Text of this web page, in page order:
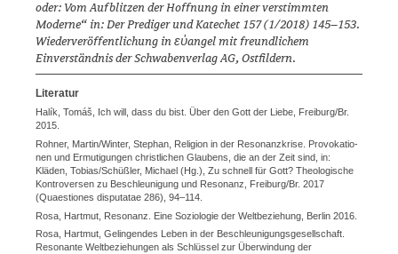
oder: Vom Aufblitzen der Hoffnung in einer verstimmten
Moderne“ in: Der Prediger und Katechet 157 (1/2018) 145–153.
Wiederveröffentlichung in εὐangel mit freundlichem
Einverständnis der Schwabenverlag AG, Ostfildern.
Literatur
Halík, Tomáš, Ich will, dass du bist. Über den Gott der Liebe, Freiburg/Br.
2015.
Rohner, Martin/‌Winter, Stephan, Reli­gion in der Resonanzkrise. Provoka­tio­
nen und Ermutigungen christlichen Glaubens, die an der Zeit sind, in:
Kläden, Tobias/‌Schüßler, Michael (Hg.), Zu schnell für Gott? Theolo­gische
Kontroversen zu Beschleuni­gung und Resonanz, Freiburg/Br. 2017
(Quaestiones disputatae 286), 94–114.
Rosa, Hartmut, Resonanz. Eine Sozio­logie der Weltbeziehung, Berlin 2016.
Rosa, Hartmut, Gelingendes Leben in der Beschleunigungsgesellschaft.
Re­sonante Weltbeziehungen als Schlüs­sel zur Überwindung der